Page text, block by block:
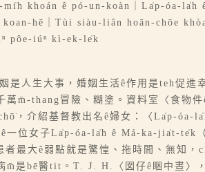
khoán ê pó-un-koàn｜La̍p-óa-
hē｜Tùi siàu-liân hoān-chōe
pôe-iúⁿ kì-ek-le̍k
人生大事，婚姻生活ê作用是teh促進
m̄-thang冒險、糊塗。資料室〈食物
，介紹基督教出名ê婦女：〈La̍p-
ê一位女子La̍p-óa-la̍h ê Má-ka-jia̍t-te̍k
最大ê弱點就是驚惶、拖時間、無知，
m̄是bē醫tit。T. J. H.〈囡仔ê睏中晝